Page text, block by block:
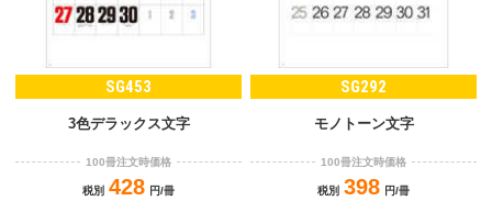
SG453
3色デラックス文字
100冊注文時価格
税別 428 円/冊
SG292
モノトーン文字
100冊注文時価格
税別 398 円/冊